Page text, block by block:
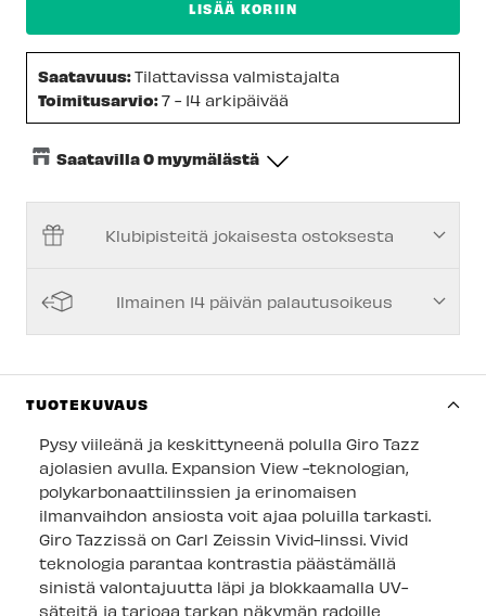
LISÄÄ KORIIN
Saatavuus:Tilattavissa valmistajalta
Toimitusarvio:7 - 14 arkipäivää
Saatavilla 0 myymälästä
Keskusvarasto-Tilapäisesti loppu
Espoon Myymälä-Tilapäisesti loppu
Imatran myymälä
Jyväskylän myymälä-Tilapäisesti loppu
Lappeenrannan myymälä- Tilapäisesti loppu
Klubipisteitä jokaisesta ostoksesta
Ilmainen 14 päivän palautusoikeus
TUOTEKUVAUS
Pysy viileänä ja keskittyneenä polulla Giro Tazz
ajolasien avulla. Expansion View -teknologian,
polykarbonaattilinssien ja erinomaisen
ilmanvaihdon ansiosta voit ajaa poluilla tarkasti.
Giro Tazzissä on Carl Zeissin Vivid-linssi. Vivid
teknologia parantaa kontrastia päästämällä
sinistä valontajuutta läpi ja blokkaamalla UV-
säteitä ja tarjoaa tarkan näkymän radoille